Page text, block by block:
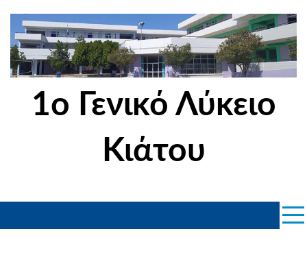
content
1ο Γενικό Λύκειο
Κιάτου